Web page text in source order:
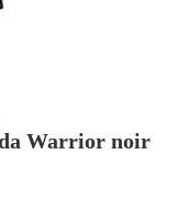
Warrior noir